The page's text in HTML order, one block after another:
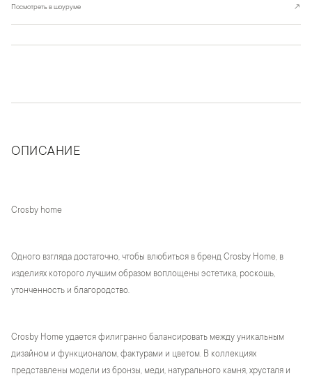
Посмотреть в шоуруме ↗
ОПИСАНИЕ
Crosby home
Одного взгляда достаточно, чтобы влюбиться в бренд Crosby Home, в
изделиях которого лучшим образом воплощены эстетика, роскошь,
утонченность и благородство.
Crosby Home удается филигранно балансировать между уникальным
дизайном и функционалом, фактурами и цветом. В коллекциях
представлены модели из бронзы, меди, натурального камня, хрусталя и